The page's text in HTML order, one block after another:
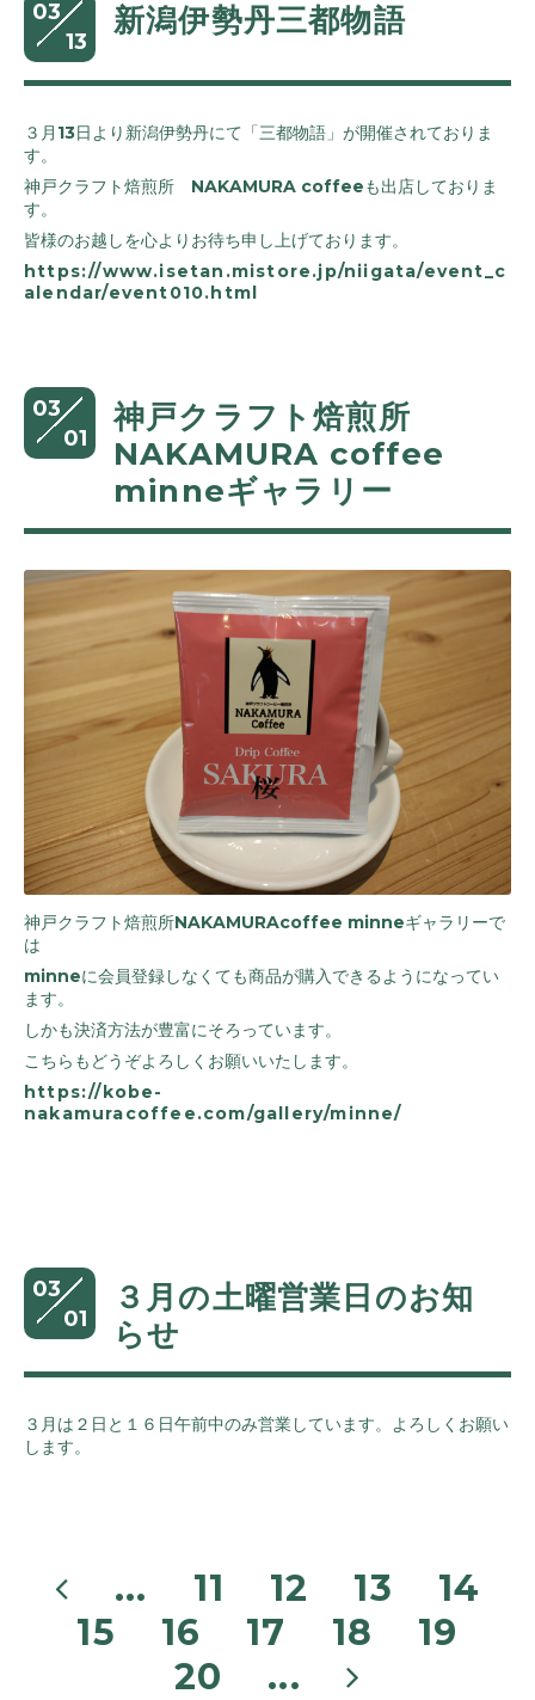
03
13
新潟伊勢丹三都物語
３月13日より新潟伊勢丹にて「三都物語」が開催されておりま
す。
神戸クラフト焙煎所 NAKAMURA coffeeも出店しておりま
す。
皆様のお越しを心よりお待ち申し上げております。
https://www.isetan.mistore.jp/niigata/event_c
alendar/event010.html
03
01
神戸クラフト焙煎所
NAKAMURA coffee
minneギャラリー
神戸クラフト焙煎所NAKAMURAcoffee minneギャラリーで
は
minneに会員登録しなくても商品が購入できるようになってい
ます。
しかも決済方法が豊富にそろっています。
こちらもどうぞよろしくお願いいたします。
https://kobe-
nakamuracoffee.com/gallery/minne/
03
01
３月の土曜営業日のお知
らせ
３月は２日と１６日午前中のみ営業しています。よろしくお願い
します。
... 11 12 13
14
15
16 17 18
19
20
...